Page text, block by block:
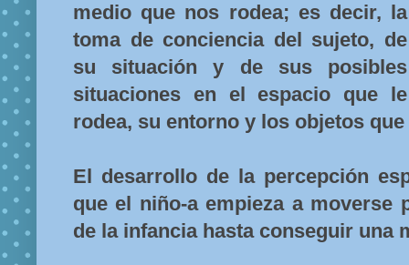
medio que nos rodea; es decir, la
toma de conciencia del sujeto, de
su situación y de sus posibles
situaciones en el espacio que le
rodea, su entorno y los objetos
El desarrollo de la percepción
que el niño-a empieza a moverse
de la infancia hasta conseguir una